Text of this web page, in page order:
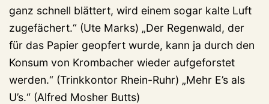
ganz schnell blättert, wird einem sogar kalte Luft
zugefächert.“ (Ute Marks) „Der Regenwald, der
für das Papier geopfert wurde, kann ja durch den
Konsum von Krombacher wieder aufgeforstet
werden.“ (Trinkkontor Rhein-Ruhr) „Mehr E’s als
U’s.“ (Alfred Mosher Butts)